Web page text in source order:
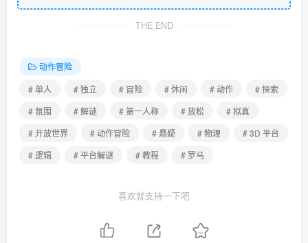
THE END
动作冒险
# 单人
# 独立 # 冒险 # 休闲 # 动作
# 探索
# 氛围
# 解谜 # 第一人称 # 放松
# 拟真
# 开放世界
# 动作冒险 # 悬疑 # 物理
# 3D 平台
# 逻辑
# 平台解谜 # 教程 # 罗马
喜欢就支持一下吧